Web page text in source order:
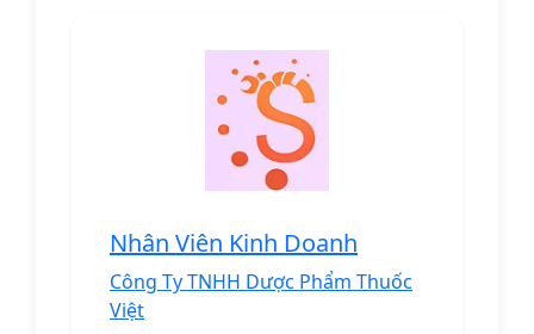
Nhân Viên Kinh Doanh
Công Ty TNHH Dược Phẩm Thuốc
Việt